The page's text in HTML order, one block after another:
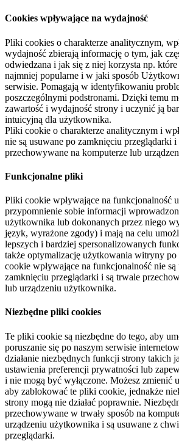
Cookies wpływające na wydajność
Pliki cookies o charakterze analitycznym,
wydajność zbierają informację o tym, jak
odwiedzana i jak się z niej korzysta np.
najmniej popularne i w jaki sposób
serwisie. Pomagają w identyfikowaniu
poszczególnymi podstronami. Dzięki temu
zawartość i wydajność strony i uczynić ją
intuicyjną dla użytkownika.
Pliki cookie o charakterze analitycznym i
nie są usuwane po zamknięciu przeglądarki i
przechowywane na komputerze lub
Funkcjonalne pliki
Pliki cookie wpływające na funkcjonalność
przypomnienie sobie informacji
użytkownika lub dokonanych przez niego
język, wyrażone zgody) i mają na celu
lepszych i bardziej spersonalizowanych
także optymalizację użytkowania witryny
cookie wpływające na funkcjonalność nie są
zamknięciu przeglądarki i są trwale
lub urządzeniu użytkownika.
Niezbędne pliki cookies
Te pliki cookie są niezbędne do tego, aby
poruszanie się po naszym serwisie
działanie niezbędnych funkcji strony takich
ustawienia preferencji prywatności lub
i nie mogą być wyłączone. Możesz zmienić
aby zablokować te pliki cookie, jednakże
strony mogą nie działać poprawnie.
przechowywane w trwały sposób na
urządzeniu użytkownika i są usuwane z
przeglądarki.